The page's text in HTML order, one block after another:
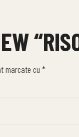
marcate cu *